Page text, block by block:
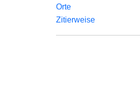
Orte
Zitierweise